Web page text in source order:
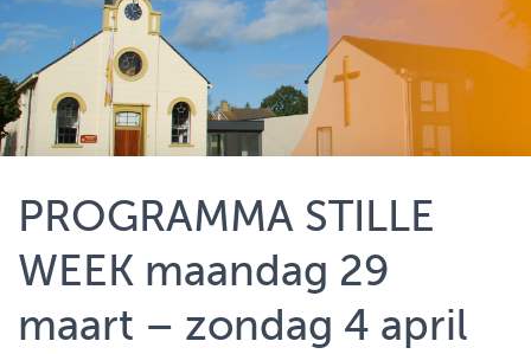
A
PROGRAMMA STILLE
WEEK maandag 29
maart – zondag 4 april